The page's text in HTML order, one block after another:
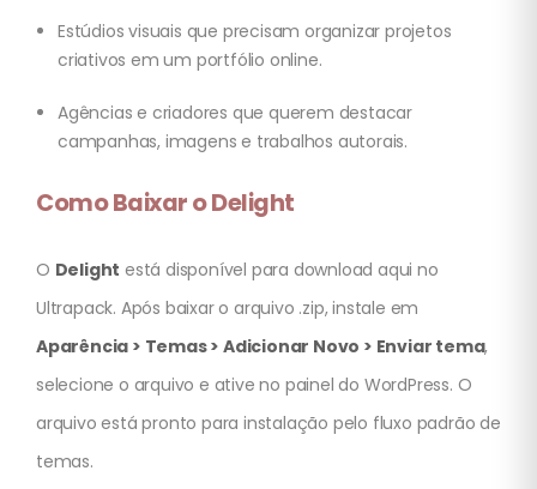
Estúdios visuais que precisam organizar projetos
criativos em um portfólio online.
Agências e criadores que querem destacar
campanhas, imagens e trabalhos autorais.
Como Baixar o Delight
O Delight está disponível para download aqui no
Ultrapack. Após baixar o arquivo .zip, instale em
Aparência > Temas > Adicionar Novo > Enviar tema,
selecione o arquivo e ative no painel do WordPress. O
arquivo está pronto para instalação pelo fluxo padrão de
temas.